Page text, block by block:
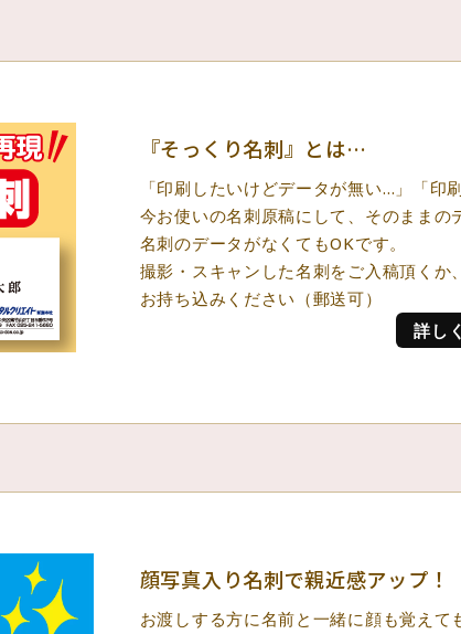
『そっくり名刺』とは…
「印刷したいけどデータが無い…」「印
今お使いの名刺原稿にして、そのままの
名刺のデータがなくてもOKです。
撮影・スキャンした名刺をご入稿頂くか
お持ち込みください（郵送可）
詳し
顔写真入り名刺で親近感アッ
お渡しする方に名前と一緒に顔も覚え